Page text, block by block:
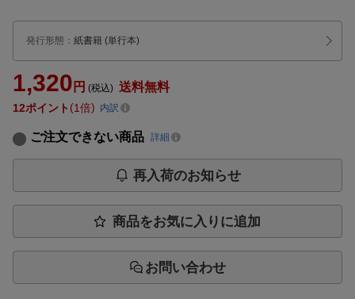
発行形態 ： 紙書籍 (単行本)
1,320 円 (税込) 送料無料
12ポイント 1倍 内訳
ご注文できない商品 詳細
再入荷のお知らせ
商品をお気に入りに追加
お問い合わせ